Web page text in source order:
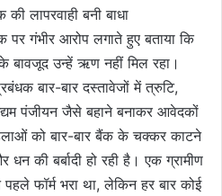
लापरवाही बनी बाधा
पर गंभीर आरोप लगाते हुए बताया कि
उन्हें ऋण नहीं मिल रहा।
बार-बार दस्तावेजों में त्रुटि,
पंजीयन जैसे बहाने बनाकर आवेदकों
को बार-बार बैंक के चक्कर काटने
की बर्बादी हो रही है। एक ग्रामीण
फॉर्म भरा था, लेकिन हर बार कोई